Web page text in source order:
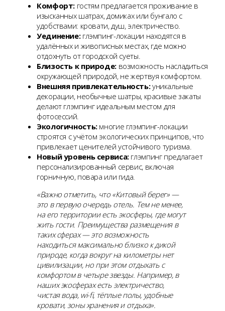
Комфорт: гостям предлагается проживание в
изысканных шатрах, домиках или бунгало с
удобствами: кровати, душ, электричество.
Уединение:глэмпинг-локации находятся в
удалённых и живописных местах, где можно
отдохнуть от городской суеты.
Близость к природе: возможность насладиться
окружающей природой, не жертвуя комфортом.
Внешняя привлекательность:уникальные
декорации, необычные шатры, красивые закаты
делают глэмпинг идеальным местом для
фотосессий.
Экологичность:многие глэмпинг-локации
строятся с учётом экологических принципов, что
привлекает ценителей устойчивого туризма.
Новый уровень сервиса:глэмпинг предлагает
персонализированный сервис, включая
горничную, повара или гида.
«Важно отметить, что «Китовый берег» —
это в первую очередь отель. Тем не менее,
на его территории есть экосферы, где могут
жить гости. Преимущества размещения в
таких сферах — это возможность
находиться максимально близко к дикой
природе, когда вокруг на километры нет
цивилизации, но при этом отдыхать с
комфортом в четыре звезды. Например, в
наших экосферах есть электричество,
чистая вода, wi-fi, тёплые полы, удобные
кровати, зоны хранения и отдыха».